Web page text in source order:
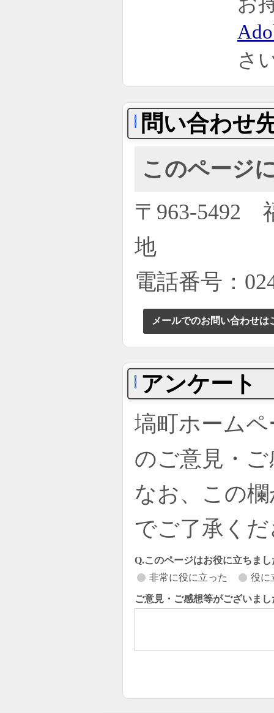
さ
問い合わせ
このページ
〒963-5492
地
電話番号：
メールでのお問い合わせは
アンケート
塙町ホーム
のご意見・
なお、この
でご了承く
Q.このページはお役に立ちまし
非常に役に立った
役に
ご意見・ご感想等がございま